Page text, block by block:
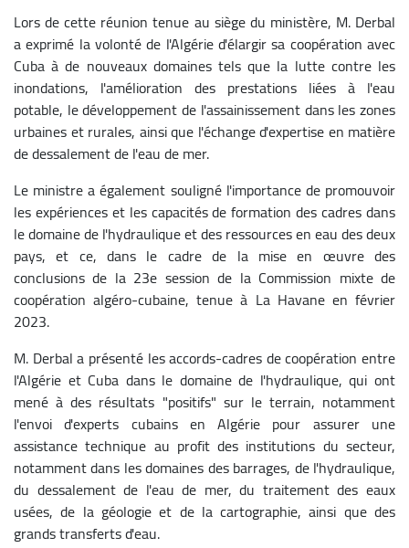
Lors de cette réunion tenue au siège du ministère, M. Derbal
a exprimé la volonté de l'Algérie d'élargir sa coopération avec
Cuba à de nouveaux domaines tels que la lutte contre les
inondations, l'amélioration des prestations liées à l'eau
potable, le développement de l'assainissement dans les zones
urbaines et rurales, ainsi que l'échange d'expertise en matière
de dessalement de l'eau de mer.
Le ministre a également souligné l'importance de promouvoir
les expériences et les capacités de formation des cadres dans
le domaine de l'hydraulique et des ressources en eau des deux
pays, et ce, dans le cadre de la mise en œuvre des
conclusions de la 23e session de la Commission mixte de
coopération algéro-cubaine, tenue à La Havane en février
2023.
M. Derbal a présenté les accords-cadres de coopération entre
l'Algérie et Cuba dans le domaine de l'hydraulique, qui ont
mené à des résultats "positifs" sur le terrain, notamment
l'envoi d'experts cubains en Algérie pour assurer une
assistance technique au profit des institutions du secteur,
notamment dans les domaines des barrages, de l'hydraulique,
du dessalement de l'eau de mer, du traitement des eaux
usées, de la géologie et de la cartographie, ainsi que des
grands transferts d'eau.